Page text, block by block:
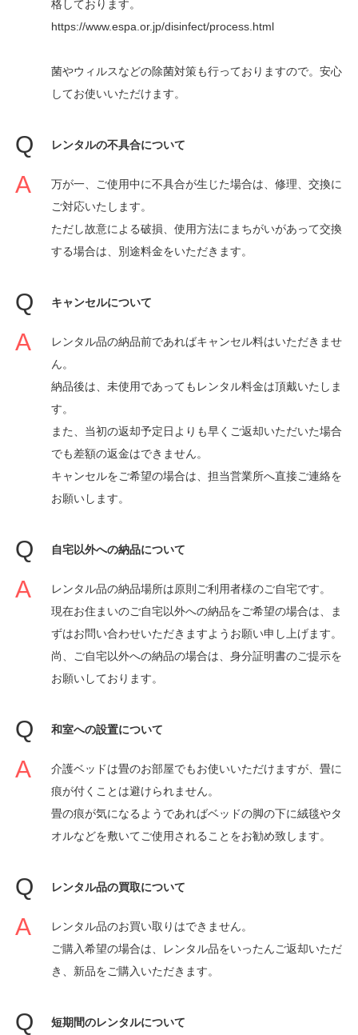
格しております。
https://www.espa.or.jp/disinfect/process.html
菌やウィルスなどの除菌対策も行っておりますので。安心
してお使いいただけます。
レンタルの不具合について
万が一、ご使用中に不具合が生じた場合は、修理、交換に
ご対応いたします。
ただし故意による破損、使用方法にまちがいがあって交換
する場合は、別途料金をいただきます。
キャンセルについて
レンタル品の納品前であればキャンセル料はいただきませ
ん。
納品後は、未使用であってもレンタル料金は頂戴いたしま
す。
また、当初の返却予定日よりも早くご返却いただいた場合
でも差額の返金はできません。
キャンセルをご希望の場合は、担当営業所へ直接ご連絡を
お願いします。
自宅以外への納品について
レンタル品の納品場所は原則ご利用者様のご自宅です。
現在お住まいのご自宅以外への納品をご希望の場合は、ま
ずはお問い合わせいただきますようお願い申し上げます。
尚、ご自宅以外への納品の場合は、身分証明書のご提示を
お願いしております。
和室への設置について
介護ベッドは畳のお部屋でもお使いいただけますが、畳に
痕が付くことは避けられません。
畳の痕が気になるようであればベッドの脚の下に絨毯やタ
オルなどを敷いてご使用されることをお勧め致します。
レンタル品の買取について
レンタル品のお買い取りはできません。
ご購入希望の場合は、レンタル品をいったんご返却いただ
き、新品をご購入いただきます。
短期間のレンタルについて